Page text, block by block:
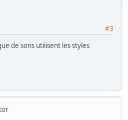
#3
de sons utilisent les styles